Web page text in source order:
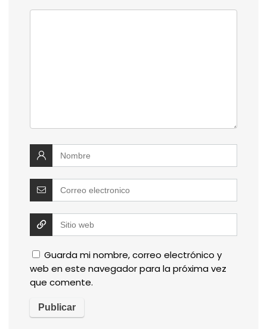
Guarda mi nombre, correo electrónico y
web en este navegador para la próxima vez
que comente.